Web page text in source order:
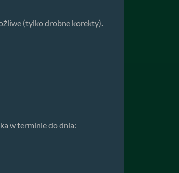
(tylko drobne korekty).
w terminie do dnia: